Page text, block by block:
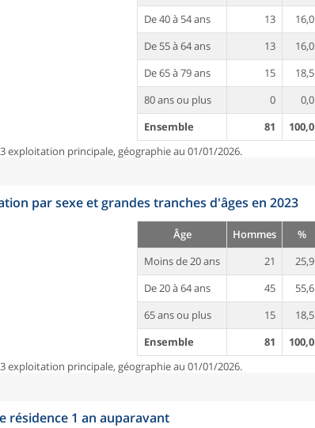
De 40 à 54 ans
13 16,0
De 55 à 64 ans
13 16,0
De 65 à 79 ans
15 18,5
80 ans ou plus
0 0,0
Ensemble
81 100,0
exploitation principale, géographie au 01/01/2026.
par sexe et grandes tranches d'âges en 2023
Âge Hommes %
Moins de 20 ans
21 25,9
De 20 à 64 ans
45 55,6
65 ans ou plus
15 18,5
Ensemble
81 100,0
exploitation principale, géographie au 01/01/2026.
résidence 1 an auparavant